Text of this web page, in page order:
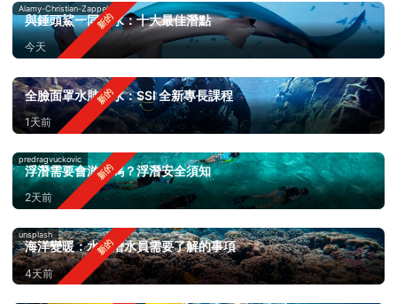
Alamy-Christian-Zappel
與錘頭鯊一同潛水：十大最佳潛點
今天
全臉面罩水肺潛水：SSI 全新專長課程
1天前
predragvuckovic
浮潛需要會游泳嗎？浮潛安全須知
2天前
unsplash
海洋變暖：水肺潛水員需要了解的事項
4天前